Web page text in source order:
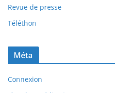
Revue de presse
Téléthon
Méta
Connexion